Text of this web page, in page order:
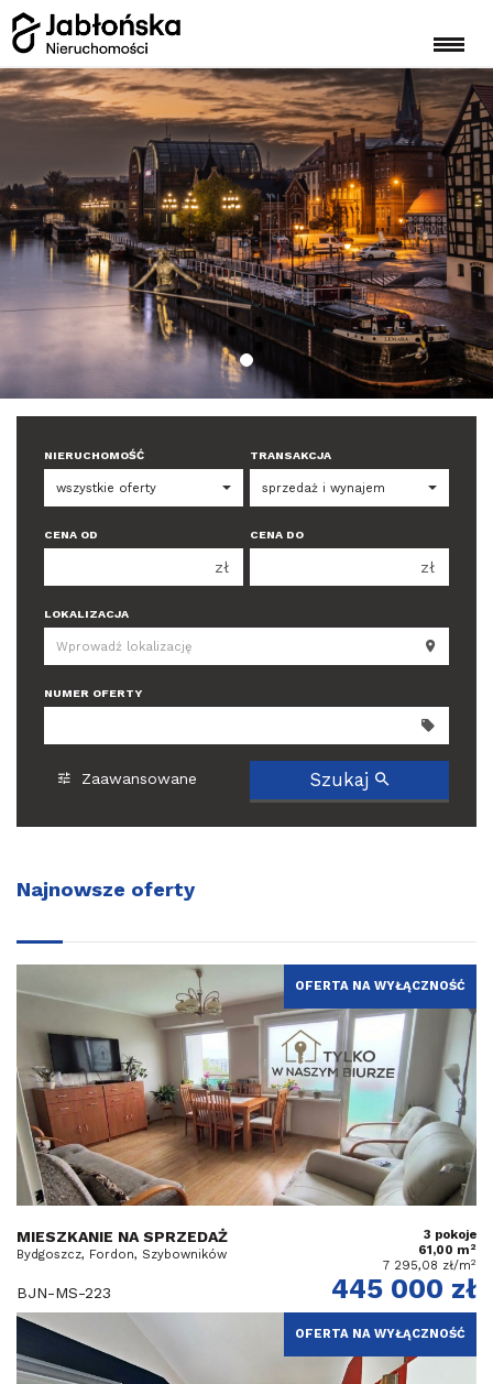
NIERUCHOMOŚĆ TRANSAKCJA
CENA OD
zł
200 000 zł
250 000 zł
300 000 zł
CENA DO
zł
200 000 zł
250 000 zł
400 000 zł
450 000 zł
LOKALIZACJA
NUMER OFERTY
Zaawansowane Szukaj
Najnowsze oferty
OFERTA NA WYŁĄCZNOŚĆ
MIESZKANIE NA SPRZEDAŻ
Bydgoszcz, Fordon, Szybowników
3 pokoje
61,00 m 2
7 295,08 zł/m2
BJN-MS-223 445 000 zł
OFERTA NA WYŁĄCZNOŚĆ